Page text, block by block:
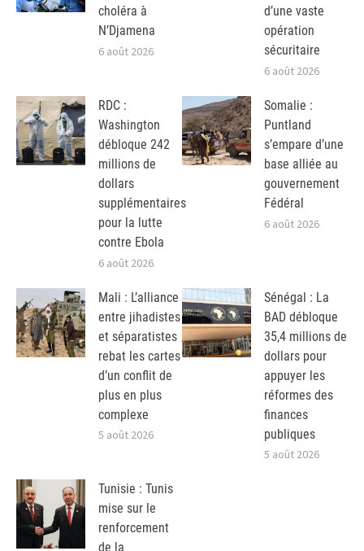
choléra à
N’Djamena
6 août 2026
d’une vaste
opération
sécuritaire
6 août 2026
RDC :
Washington
débloque 242
millions de
dollars
supplémentaires
pour la lutte
contre Ebola
6 août 2026
Somalie :
Puntland
s’empare d’une
base alliée au
gouvernement
Fédéral
6 août 2026
Mali : L’alliance
entre jihadistes
et séparatistes
rebat les cartes
d’un conflit de
plus en plus
complexe
5 août 2026
Sénégal : La
BAD débloque
35,4 millions de
dollars pour
appuyer les
réformes des
finances
publiques
5 août 2026
Tunisie : Tunis
mise sur le
renforcement
de la